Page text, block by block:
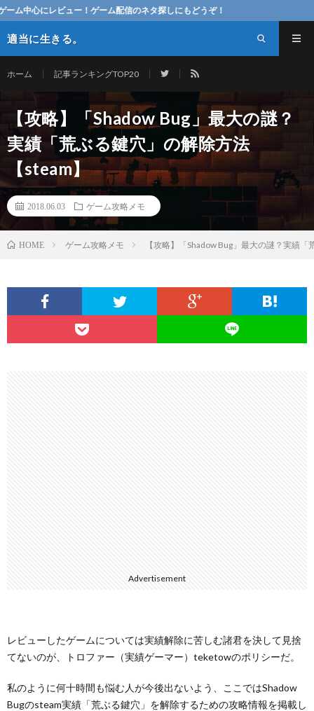
ビュー！ゲーム配信のネタ探しにもどうぞ！
適当に生きる。
ホーム 記事ランキングTOP20
【攻略】「Shadow Bug」最大の謎？
実績「荒ぶる鍵穴」の解除方法
【steam】
2018.06.03 ゲーム攻略メモ
HOME ゲーム攻略メモ 【攻略】「Shadow Bug」最大の謎？実績
Advertisement
レビューしたゲームについては実績解除に苦しむ諸君を決して見捨
てないのが、トロファー（実績ゲーマー）teketowのポリシーだ。
私のように何十時間も悩む人が今後出ないよう、ここではShadow
Bugのsteam実績「荒ぶる鍵穴」を解除するための攻略情報を掲載し